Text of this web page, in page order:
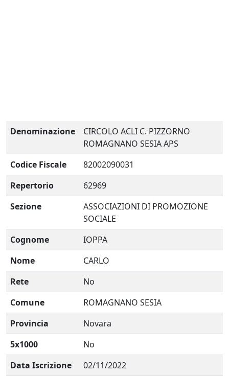
Denominazione
CIRCOLO ACLI C. PIZZORNO
ROMAGNANO SESIA APS
Codice Fiscale
82002090031
Repertorio
62969
Sezione
ASSOCIAZIONI DI PROMOZIONE
SOCIALE
Cognome
IOPPA
Nome
CARLO
Rete
No
Comune
ROMAGNANO SESIA
Provincia
Novara
5x1000
No
Data Iscrizione
02/11/2022